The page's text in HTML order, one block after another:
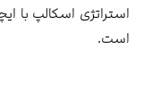
است.